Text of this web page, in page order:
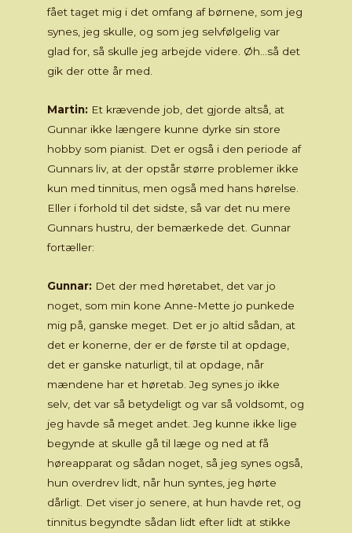
fået taget mig i det omfang af børnene, som jeg
synes, jeg skulle, og som jeg selvfølgelig var
glad for, så skulle jeg arbejde videre. Øh…så det
gik der otte år med.
Martin: Et krævende job, det gjorde altså, at
Gunnar ikke længere kunne dyrke sin store
hobby som pianist. Det er også i den periode af
Gunnars liv, at der opstår større problemer ikke
kun med tinnitus, men også med hans hørelse.
Eller i forhold til det sidste, så var det nu mere
Gunnars hustru, der bemærkede det. Gunnar
fortæller:
Gunnar: Det der med høretabet, det var jo
noget, som min kone Anne-Mette jo punkede
mig på, ganske meget. Det er jo altid sådan, at
det er konerne, der er de første til at opdage,
det er ganske naturligt, til at opdage, når
mændene har et høretab. Jeg synes jo ikke
selv, det var så betydeligt og var så voldsomt, og
jeg havde så meget andet. Jeg kunne ikke lige
begynde at skulle gå til læge og ned at få
høreapparat og sådan noget, så jeg synes også,
hun overdrev lidt, når hun syntes, jeg hørte
dårligt. Det viser jo senere, at hun havde ret, og
tinnitus begyndte sådan lidt efter lidt at stikke